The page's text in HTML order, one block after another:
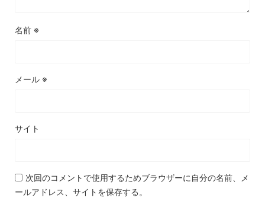
名前 ※
メール ※
サイト
次回のコメントで使用するためブラウザーに自分の名前、メ
ールアドレス、サイトを保存する。